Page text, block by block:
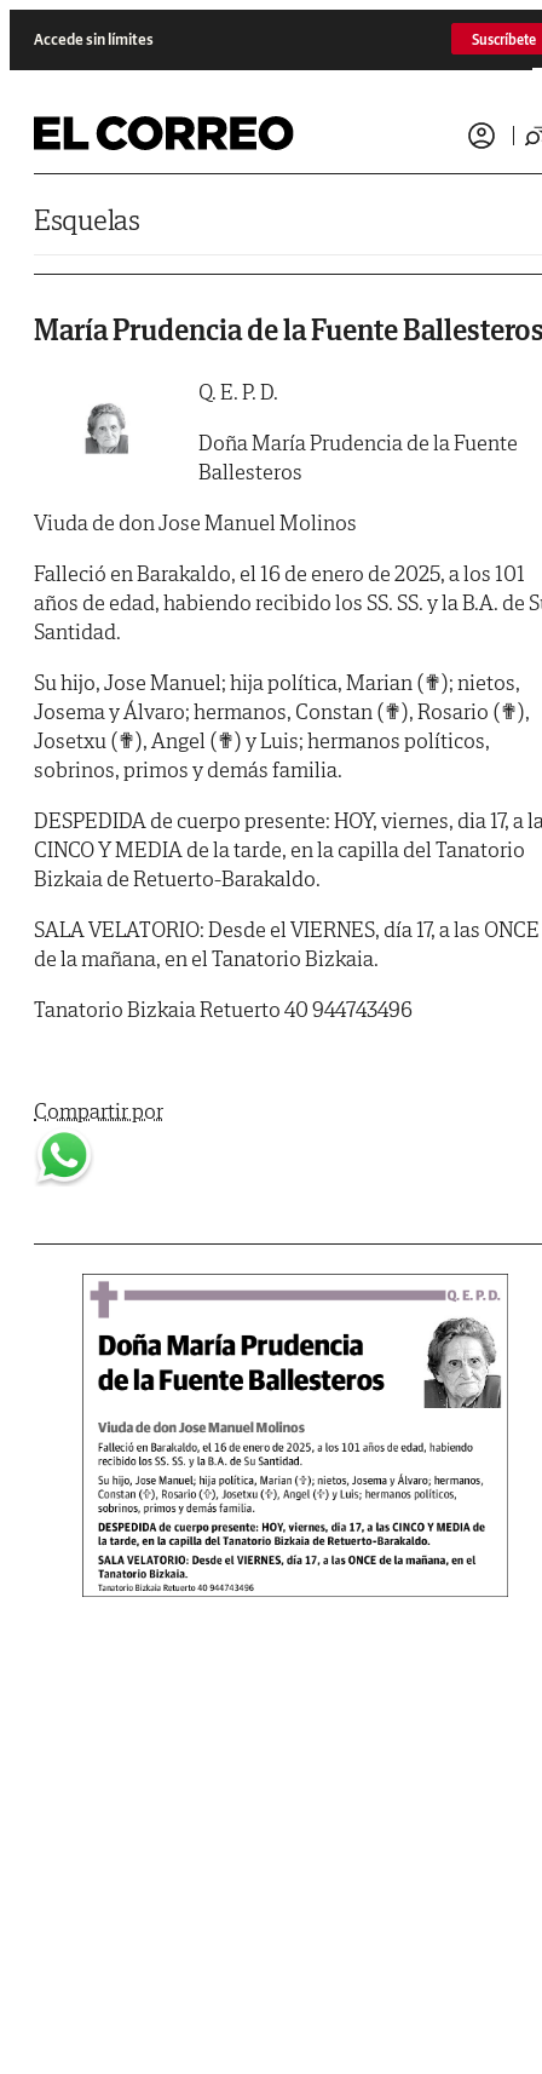
Accede sin límites Suscríbete
Esquelas
María Prudencia de la Fuente
Q. E. P. D.
Doña María Prudencia de la Fuente
Ballesteros
Viuda de don Jose Manuel Molinos
Falleció en Barakaldo, el 16 de enero de 2025, a los 101
años de edad, habiendo recibido los SS. SS. y la B.A. de
Santidad.
Su hijo, Jose Manuel; hija política, Marian (✟); nietos,
Josema y Álvaro; hermanos, Constan (✟), Rosario (✟),
Josetxu (✟), Angel (✟) y Luis; hermanos políticos,
sobrinos, primos y demás familia.
DESPEDIDA de cuerpo presente: HOY, viernes, dia 17, a
CINCO Y MEDIA de la tarde, en la capilla del Tanatorio
Bizkaia de Retuerto-Barakaldo.
SALA VELATORIO: Desde el VIERNES, día 17, a las ONCE
de la mañana, en el Tanatorio Bizkaia.
Tanatorio Bizkaia Retuerto 40 944743496
Compartir por